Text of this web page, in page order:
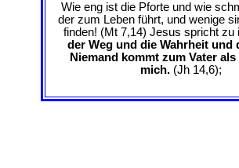
Wie eng ist die Pforte und wie
der zum Leben führt, und wenige
finden! (Mt 7,14) Jesus spricht zu
der Weg und die Wahrheit und
Niemand kommt zum Vater
mich. (Jh 14,6);